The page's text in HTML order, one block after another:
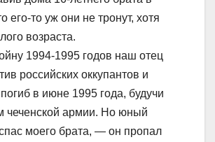
его-то уж они не тронут, хотя
возраста.
1994-1995 годов наш отец
российских оккупантов и
в июне 1995 года, будучи
чеченской армии. Но юный
моего брата, — он пропал